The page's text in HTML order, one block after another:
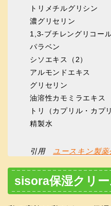
トリメチルグリシン
濃グリセリン
1,3-ブチレングリコー
パラベン
シソエキス（2）
アルモンドエキス
グリセリン
油溶性カモミラエキス
トリ（カプリル・カプ
精製水
引用 ユースキン製薬
sisora保湿クリー